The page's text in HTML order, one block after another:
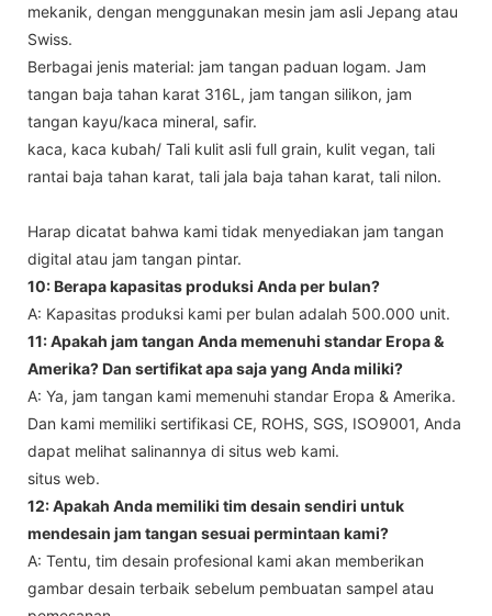
mekanik, dengan menggunakan mesin jam asli Jepang atau
Swiss.
Berbagai jenis material: jam tangan paduan logam. Jam
tangan baja tahan karat 316L, jam tangan silikon, jam
tangan kayu/kaca mineral, safir.
kaca, kaca kubah/ Tali kulit asli full grain, kulit vegan, tali
rantai baja tahan karat, tali jala baja tahan karat, tali nilon.
Harap dicatat bahwa kami tidak menyediakan jam tangan
digital atau jam tangan pintar.
10: Berapa kapasitas produksi Anda per bulan?
A: Kapasitas produksi kami per bulan adalah 500.000 unit.
11: Apakah jam tangan Anda memenuhi standar Eropa &
Amerika? Dan sertifikat apa saja yang Anda miliki?
A: Ya, jam tangan kami memenuhi standar Eropa & Amerika.
Dan kami memiliki sertifikasi CE, ROHS, SGS, ISO9001, Anda
dapat melihat salinannya di situs web kami.
situs web.
12: Apakah Anda memiliki tim desain sendiri untuk
mendesain jam tangan sesuai permintaan kami?
A: Tentu, tim desain profesional kami akan memberikan
gambar desain terbaik sebelum pembuatan sampel atau